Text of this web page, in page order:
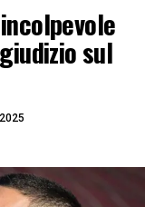
sul